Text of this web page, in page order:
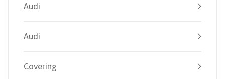
Audi
Audi
Covering